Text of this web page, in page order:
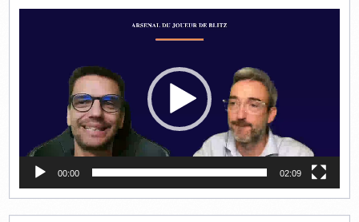
00:00 02:09